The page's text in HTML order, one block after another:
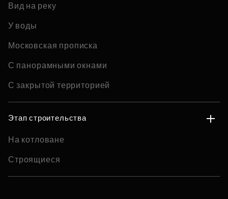
Вид на реку
У воды
Московская прописка
С панорамными окнами
С закрытой территорией
Этап строительства
На котловане
Строящиеся